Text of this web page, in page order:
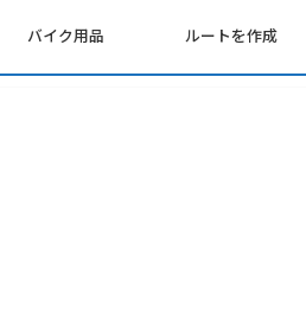
バイク用品 ルートを作成